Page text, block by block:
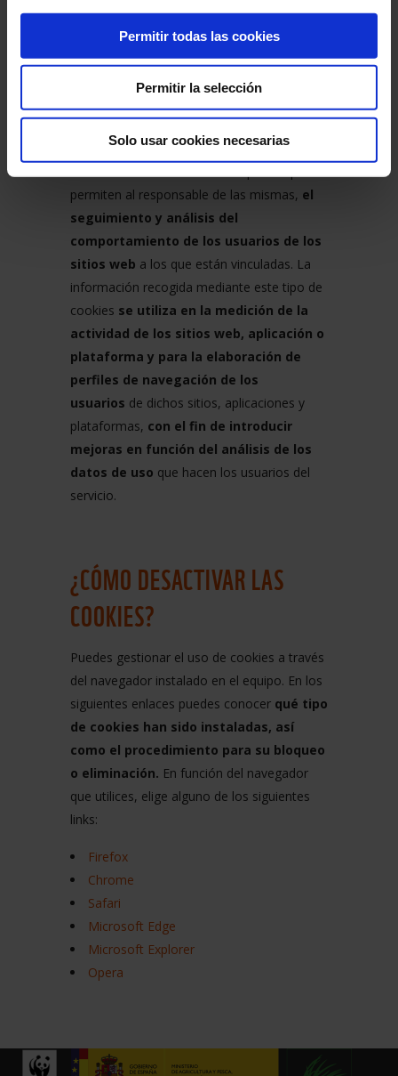
Permitir todas las cookies
Permitir la selección
Solo usar cookies necesarias
servicio con algunas características de
carácter general predefinidas en
función de una serie de criterios en el
terminal del usuario,
como por ejemplo:
regional desde donde accede al servicio, etc.
permiten al responsable de las mismas, el
seguimiento y análisis del
comportamiento de los usuarios de los
sitios web a los que están vinculadas. La
información recogida mediante este tipo de
cookies se utiliza en la medición de la
actividad de los sitios web, aplicación o
plataforma y para la elaboración de
perfiles de navegación de los
usuarios de dichos sitios, aplicaciones y
plataformas, con el fin de introducir
mejoras en función del análisis de los
datos de uso que hacen los usuarios del
servicio.
¿CÓMO DESACTIVAR LAS
COOKIES?
Puedes gestionar el uso de cookies a través
del navegador instalado en el equipo. En los
siguientes enlaces puedes conocer qué tipo
de cookies han sido instaladas, así
como el procedimiento para su bloqueo
o eliminación. En función del navegador
que utilices, elige alguno de los siguientes
links:
Firefox
Chrome
Safari
Microsoft Edge
Microsoft Explorer
Opera